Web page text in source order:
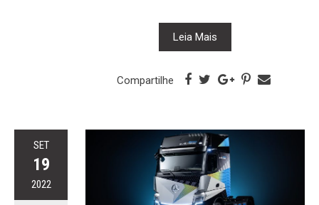
Leia Mais
Compartilhe
SET
19
2022